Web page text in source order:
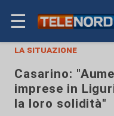
☰
la situazione
Casarino:
imprese in
la loro solidità"